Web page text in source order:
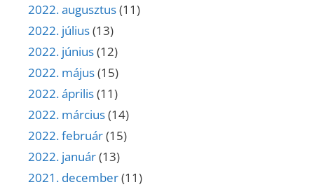
2022. augusztus(11)
2022. július(13)
2022. június(12)
2022. május(15)
2022. április(11)
2022. március(14)
2022. február(15)
2022. január(13)
2021. december(11)